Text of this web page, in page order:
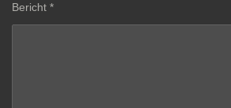
Bericht *